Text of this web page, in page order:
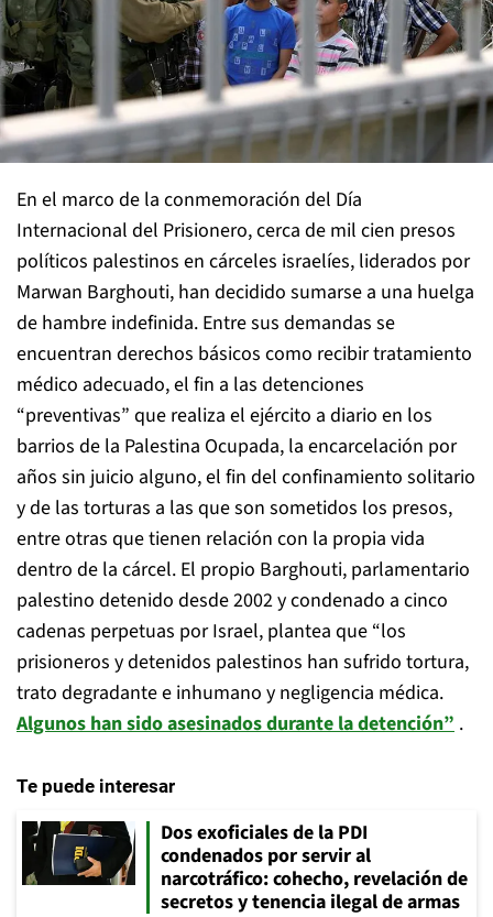
En el marco de la conmemoración del Día
Internacional del Prisionero, cerca de mil cien presos
políticos palestinos en cárceles israelíes, liderados por
Marwan Barghouti, han decidido sumarse a una huelga
de hambre indefinida. Entre sus demandas se
encuentran derechos básicos como recibir tratamiento
médico adecuado, el fin a las detenciones
“preventivas” que realiza el ejército a diario en los
barrios de la Palestina Ocupada, la encarcelación por
años sin juicio alguno, el fin del confinamiento solitario
y de las torturas a las que son sometidos los presos,
entre otras que tienen relación con la propia vida
dentro de la cárcel. El propio Barghouti, parlamentario
palestino detenido desde 2002 y condenado a cinco
cadenas perpetuas por Israel, plantea que “los
prisioneros y detenidos palestinos han sufrido tortura,
trato degradante e inhumano y negligencia médica.
Algunos han sido asesinados durante la detención” .
Te puede interesar
Dos exoficiales de la PDI
condenados por servir al
narcotráfico: cohecho, revelación de
secretos y tenencia ilegal de armas